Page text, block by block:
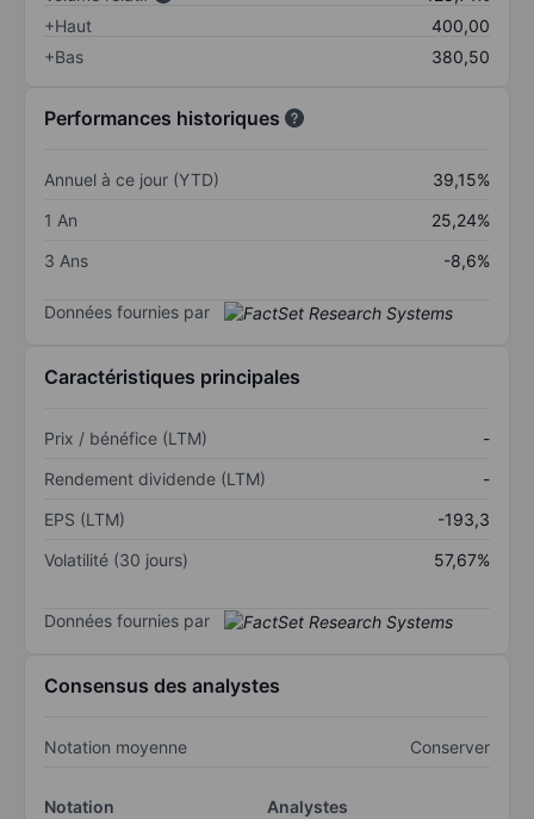
+Haut
400,00
+Bas
380,50
Performances historiques
Annuel à ce jour (YTD)
39,15%
1 An
25,24%
3 Ans
-8,6%
Données fournies par
Caractéristiques principales
Prix / bénéfice (LTM)
-
Rendement dividende (LTM)
-
EPS (LTM)
-193,3
Volatilité (30 jours)
57,67%
Données fournies par
Consensus des analystes
Notation moyenne Conserver
Notation
Analystes